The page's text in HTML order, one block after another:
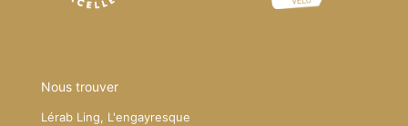
Nous trouver
Lérab Ling, L'engayresque